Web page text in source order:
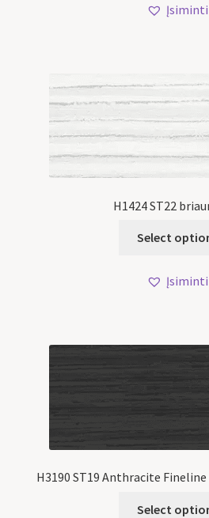
Įsiminti
H1424 ST22
Select
Įsiminti
H3190 ST19 Anthracite
Select